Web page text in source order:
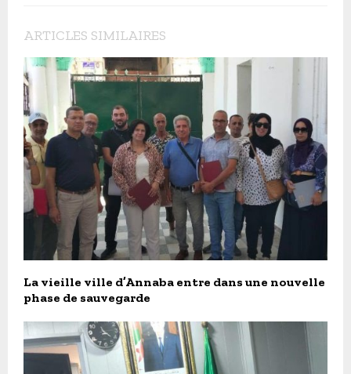
ARTICLES SIMILAIRES
La vieille ville d’Annaba entre dans une nouvelle
phase de sauvegarde